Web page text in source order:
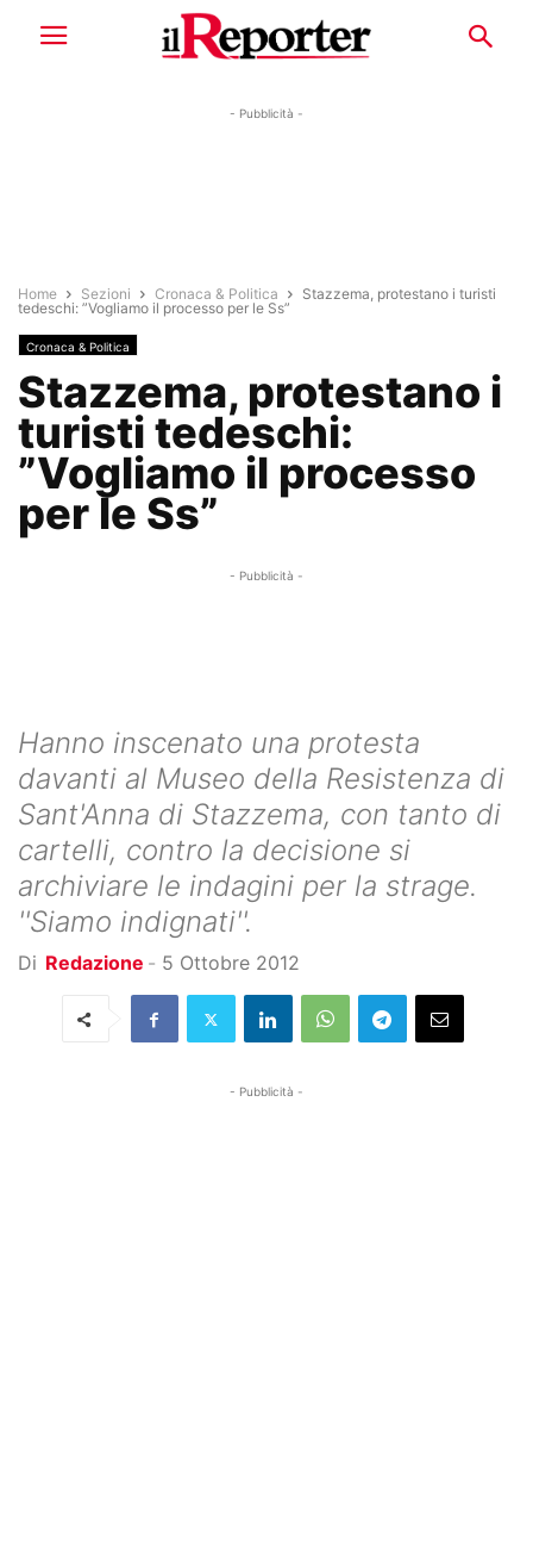
- Pubblicità -
Home Sezioni Cronaca & Politica
Stazzema, protestano i turisti
tedeschi: ”Vogliamo il processo per le Ss”
Cronaca & Politica
Stazzema, protestano i
turisti tedeschi:
”Vogliamo il processo
per le Ss”
- Pubblicità -
Hanno inscenato una protesta
davanti al Museo della Resistenza di
Sant'Anna di Stazzema, con tanto di
cartelli, contro la decisione si
archiviare le indagini per la strage.
''Siamo indignati''.
Di Redazione - 5 Ottobre 2012
- Pubblicità -